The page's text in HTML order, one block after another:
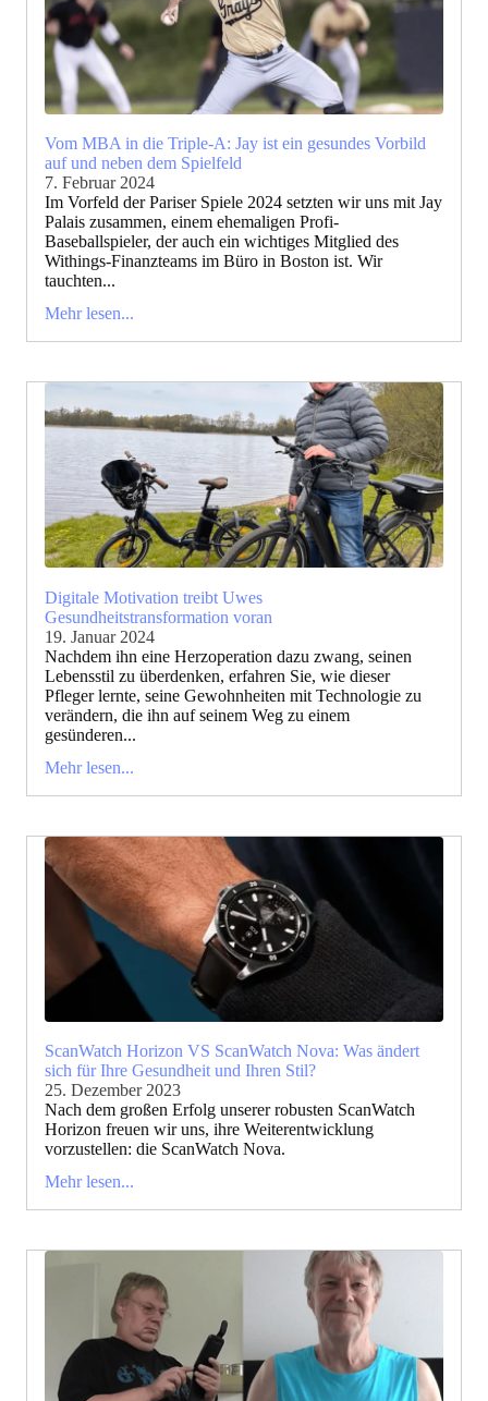
Vom MBA in die Triple-A: Jay ist ein gesundes Vorbild
auf und neben dem Spielfeld
7. Februar 2024
Im Vorfeld der Pariser Spiele 2024 setzten wir uns mit Jay
Palais zusammen, einem ehemaligen Profi-
Baseballspieler, der auch ein wichtiges Mitglied des
Withings-Finanzteams im Büro in Boston ist. Wir
tauchten...
Mehr lesen...
Digitale Motivation treibt Uwes
Gesundheitstransformation voran
19. Januar 2024
Nachdem ihn eine Herzoperation dazu zwang, seinen
Lebensstil zu überdenken, erfahren Sie, wie dieser
Pfleger lernte, seine Gewohnheiten mit Technologie zu
verändern, die ihn auf seinem Weg zu einem
gesünderen...
Mehr lesen...
ScanWatch Horizon VS ScanWatch Nova: Was ändert
sich für Ihre Gesundheit und Ihren Stil?
25. Dezember 2023
Nach dem großen Erfolg unserer robusten ScanWatch
Horizon freuen wir uns, ihre Weiterentwicklung
vorzustellen: die ScanWatch Nova.
Mehr lesen...